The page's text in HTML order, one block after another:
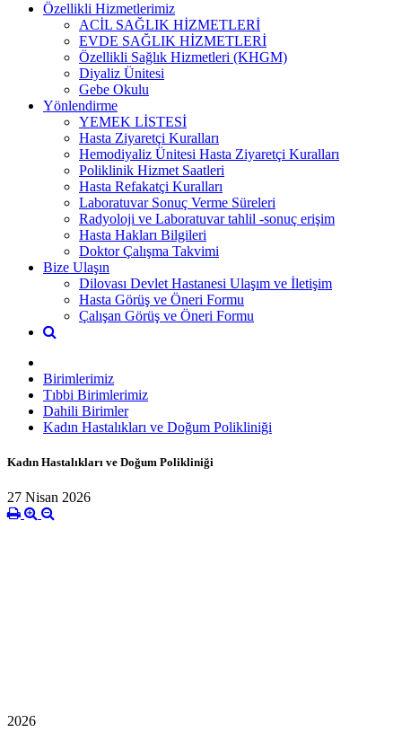
Özellikli Hizmetlerimiz
ACİL SAĞLIK HİZMETLERİ
EVDE SAĞLIK HİZMETLERİ
Özellikli Sağlık Hizmetleri (KHGM)
Diyaliz Ünitesi
Gebe Okulu
Yönlendirme
YEMEK LİSTESİ
Hasta Ziyaretçi Kuralları
Hemodiyaliz Ünitesi Hasta Ziyaretçi Kuralları
Poliklinik Hizmet Saatleri
Hasta Refakatçi Kuralları
Laboratuvar Sonuç Verme Süreleri
Radyoloji ve Laboratuvar tahlil -sonuç erişim
Hasta Hakları Bilgileri
Doktor Çalışma Takvimi
Bize Ulaşın
Dilovası Devlet Hastanesi Ulaşım ve İletişim
Hasta Görüş ve Öneri Formu
Çalışan Görüş ve Öneri Formu
Birimlerimiz
Tıbbi Birimlerimiz
Dahili Birimler
Kadın Hastalıkları ve Doğum Polikliniği
Kadın Hastalıkları ve Doğum Polikliniği
27 Nisan 2026
2026